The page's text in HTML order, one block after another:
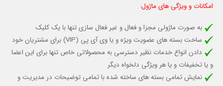
امکانات و ویژگی های ماژول:
به صورت ماژولی مجزا و فعال و غیر فعال سازی تنها با یک کلیک
ساخت بسته های عضویت ویژه و یا وی آی پی (VIP) برای مشتریان خود
دادن انواع خدمات نظیر دسترسی به محصولاتی خاص تنها برای این اعضا
و یا تخفیفات و یا هر ویژگی دلخواه دیگر
نمایش تمامی بسته های ساخته شده با تمامی توضیحات در مدیریت و